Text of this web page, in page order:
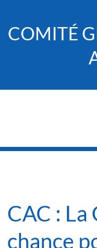
content
COMITÉ
CAC : La
chance